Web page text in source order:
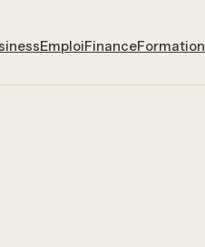
EmploiFinanceFormation